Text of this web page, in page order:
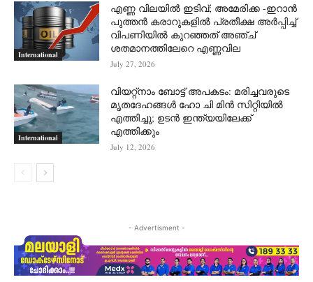
International
എണ്ണ വിലയില്‍ ഇടിവ്; അമേരിക്ക -ഇറാന്‍
പുത്തന്‍ കരാറുകളില്‍ പ്രതീക്ഷ അര്‍പ്പിച്ച്
വിപണിയില്‍ കുറഞ്ഞത് അഞ്ച്
ശതമാനത്തിലേറെ എണ്ണവില
July 27, 2026
International
വിയറ്റ്നാം ബോട്ട് അപകടം: മരിച്ചവരുടെ
മൃതദേഹങ്ങൾ ഹോ ചി മിൻ സിറ്റിയിൽ
എത്തിച്ചു; ഉടൻ ഇന്ത്യയിലേക്ക്
എത്തിക്കും
July 12, 2026
- Advertisment -